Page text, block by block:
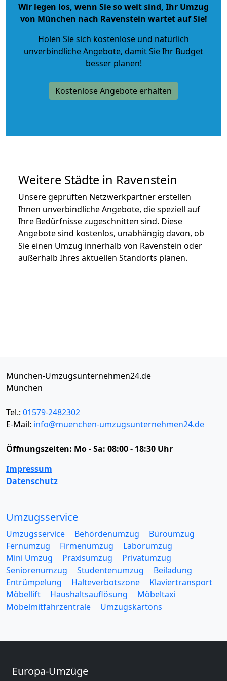
Wir legen los, wenn Sie so weit sind, Ihr Umzug
von München nach Ravenstein wartet auf Sie!
Holen Sie sich kostenlose und natürlich
unverbindliche Angebote, damit Sie Ihr Budget
besser planen!
Kostenlose Angebote erhalten
Weitere Städte in Ravenstein
Unsere geprüften Netzwerkpartner erstellen
Ihnen unverbindliche Angebote, die speziell auf
Ihre Bedürfnisse zugeschnitten sind. Diese
Angebote sind kostenlos, unabhängig davon, ob
Sie einen Umzug innerhalb von Ravenstein oder
außerhalb Ihres aktuellen Standorts planen.
München-Umzugsunternehmen24.de
München
Tel.: 01579-2482302
E-Mail: info@muenchen-umzugsunternehmen24.de
Öffnungszeiten: Mo - Sa: 08:00 - 18:30 Uhr
Impressum
Datenschutz
Umzugsservice
Umzugsservice Behördenumzug
Büroumzug
Fernumzug
Firmenumzug
Laborumzug
Mini Umzug
Praxisumzug
Privatumzug
Seniorenumzug
Studentenumzug
Beiladung
Entrümpelung
Halteverbotszone
Klaviertransport
Möbellift
Haushaltsauflösung
Möbeltaxi
Möbelmitfahrzentrale
Umzugskartons
Europa-Umzüge